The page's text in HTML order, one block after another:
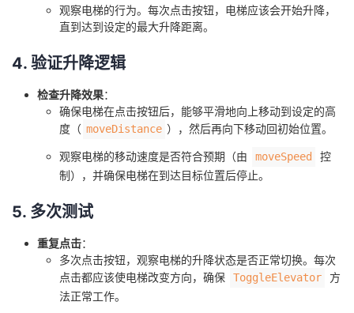
观察电梯的行为。每次点击按钮，电梯应该会开始升降，
直到达到设定的最大升降距离。
4. 验证升降逻辑
检查升降效果：
确保电梯在点击按钮后，能够平滑地向上移动到设定的高
度（ moveDistance ），然后再向下移动回初始位置。
观察电梯的移动速度是否符合预期（由 moveSpeed
控
制），并确保电梯在到达目标位置后停止。
5. 多次测试
重复点击：
多次点击按钮，观察电梯的升降状态是否正常切换。每次
点击都应该使电梯改变方向，确保
ToggleElevator
方
法正常工作。